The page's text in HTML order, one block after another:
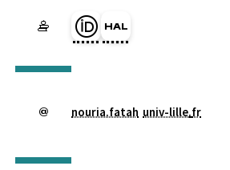
Page Orcid du membre
HAL fat1234 (Ouverture
nouria.fatah univ-lille.fr